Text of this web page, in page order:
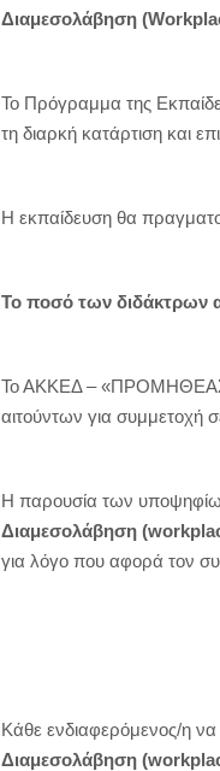
Διαμεσολάβηση (
Το Πρόγραμμα της
τη διαρκή κατάρτιση και
Η εκπαίδευση θα
Το ποσό των διδάκτρων
Το ΑΚΚΕΔ – «ΠΡΟΜΗΘΕΑΣ»
αιτούντων για συμμετοχή
Η παρουσία των
Διαμεσολάβηση (
για λόγο που αφορά τον
Κάθε ενδιαφερόμενος/η
Διαμεσολάβηση (